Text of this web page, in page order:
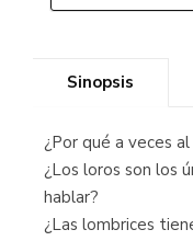
Sinopsis
¿Por qué a veces
¿Los loros son los
hablar?
¿Las lombrices